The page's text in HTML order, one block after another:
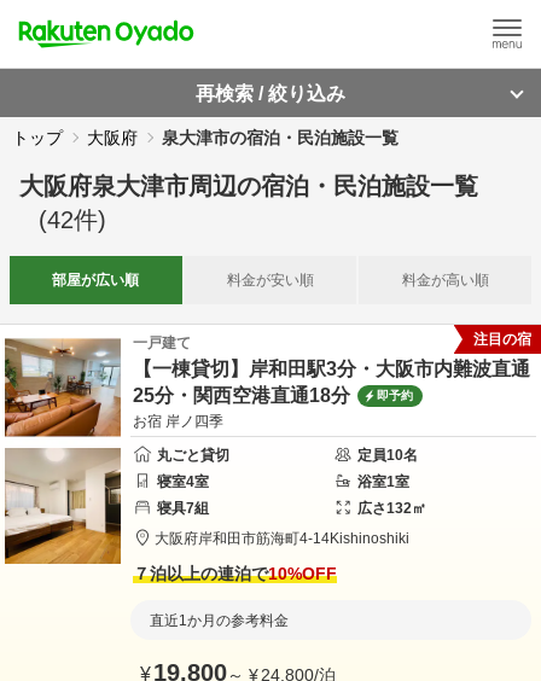
再検索 / 絞り込み
トップ 大阪府 泉大津市の宿泊・民泊施設一覧
大阪府泉大津市周辺の宿泊・民泊施設一覧
(42件)
部屋が広い順 料金が安い順 料金が高い順
一戸建て
【一棟貸切】岸和田駅3分・大阪市内難波直通
25分・関西空港直通18分
即予約
お宿 岸ノ四季
丸ごと貸切
定員10名
寝室4室 浴室1室
寝具7組 広さ132㎡
大阪府岸和田市筋海町4-14Kishinoshiki
７泊以上の連泊で10%OFF
直近1か月の参考料金
¥19,800～ ¥24,800/泊
注目の宿